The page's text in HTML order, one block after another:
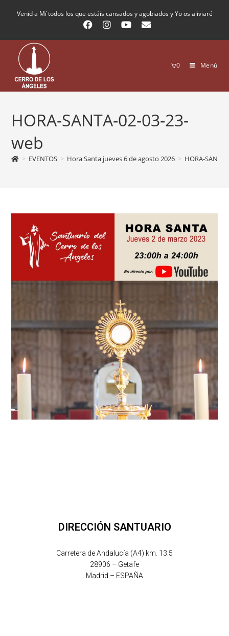
Venid a Mí todos los que estáis cansados y agobiados y Yo os aliviaré
0 Menú
HORA-SANTA-02-03-23-
web
> EVENTOS > Hora Santa jueves 6 de agosto 2026 > HORA-
DIRECCIÓN SANTUARIO
Carretera de Andalucía (A4) km. 13.5
28906 – Getafe
Madrid – ESPAÑA